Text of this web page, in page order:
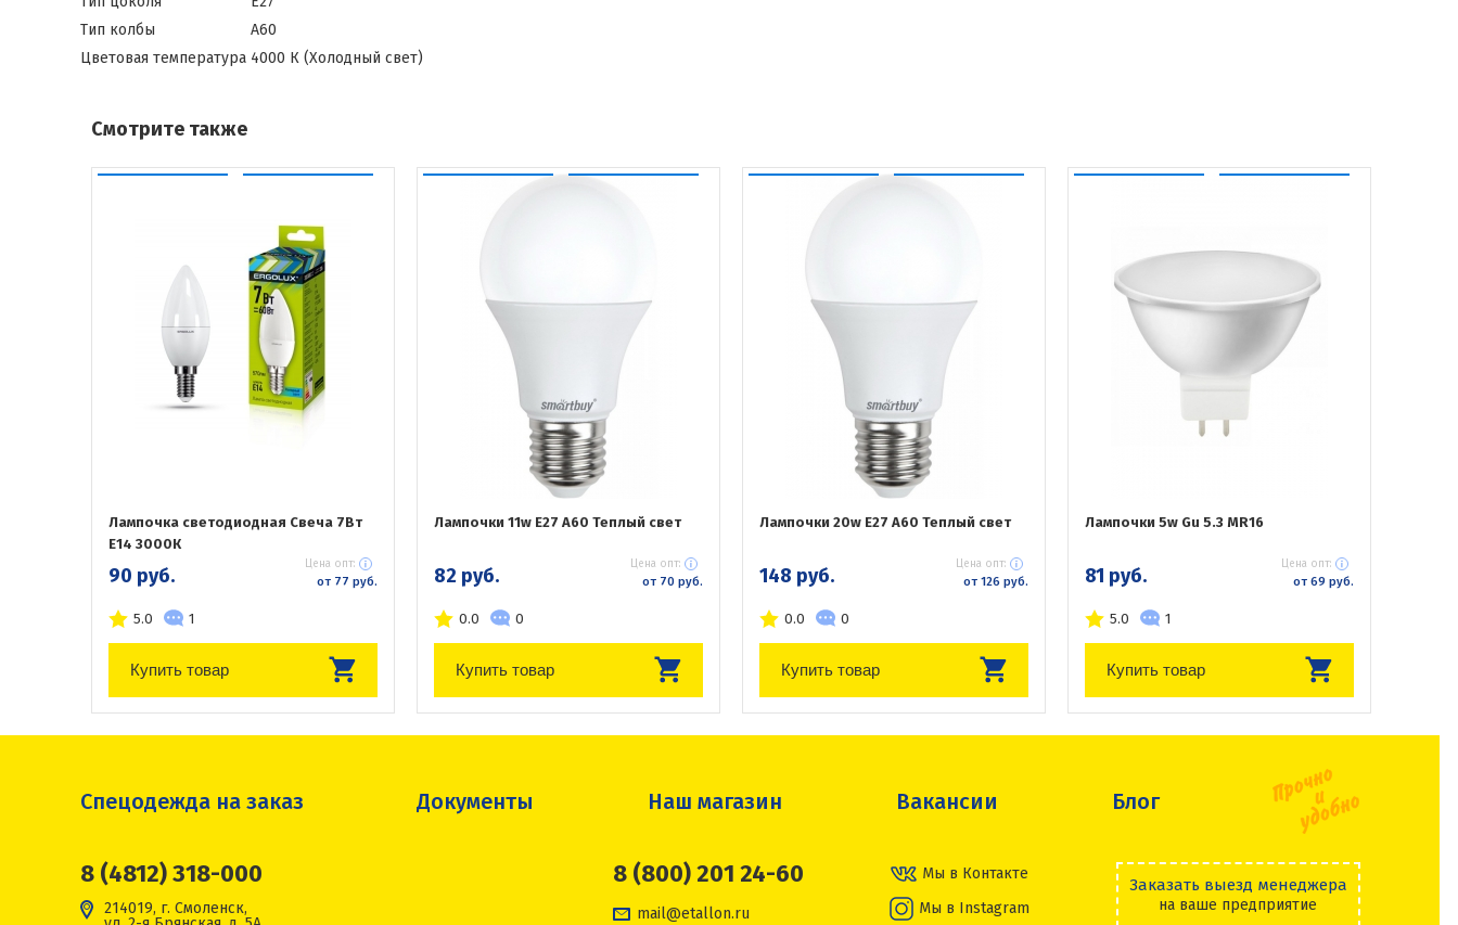
Тип колбы
A60
Цветовая температура 4000 К (Холодный свет)
Смотрите также
Лампочка светодиодная Свеча 7Вт
Е14 3000К
90 руб. Цена опт:
от 77 руб.
5.0 1
Купить товар
Лампочки 11w E27 A60 Теплый свет
82 руб. Цена опт:
от 70 руб.
0.0 0
Купить товар
Лампочки 20w E27 A60 Теплый свет
148 руб. Цена опт:
от 126 руб.
0.0 0
Купить товар
Лампочки 5w Gu 5.3 MR16
81 руб. Цена опт:
от 69 руб.
5.0 1
Купить товар
Спецодежда на заказ Документы Наш магазин Вакансии Блог
8 (4812) 318-000
214019, г. Смоленск,
8 (800) 201 24-60
mail@etallon.ru
Мы в Контакте
Мы в Instagram
Заказать выезд менеджера
на ваше предприятие